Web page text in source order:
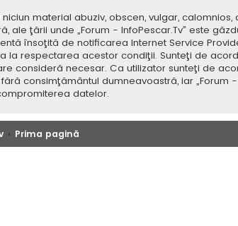
material abuziv, obscen, vulgar,
ale ţării unde „Forum - InfoPescar.Tv” este
însoţită de notificarea Internet Service
la respectarea acestor condiţii. Sunteţi de
consideră necesar. Ca utilizator sunteţi de
consimţământul dumneavoastră, iar
datelor.
Prima pagină